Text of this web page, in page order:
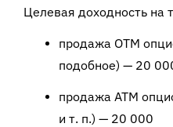
Целевая доходность на
продажа ОТМ
подобное) — 20
продажа АТМ
и т. п.) — 20 000